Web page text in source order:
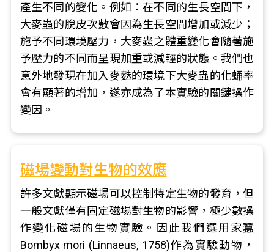
產生不同的變化。例如：在不同的生長空間下，
大麥蟲的脫皮次數會因為生長空間增加或減少；
施予不同環境壓力，大麥蟲之體重變化會隨著施
予壓力的不同而呈現加重或減輕的狀態。我們也
意外地發現在加入麥麩的環境下大麥蟲的化蛹率
會有顯著的增加，遂亦成為了本實驗的關鍵操作
變因。
磁場變動對生物的效應
許多文獻顯示磁場可以控制特定生物的發育，但
一般文獻僅有固定磁場對生物的影響，極少數操
作變化磁場的生物實驗。因此我們選用家蠶
Bombyx mori (Linnaeus, 1758)作為實驗動物，